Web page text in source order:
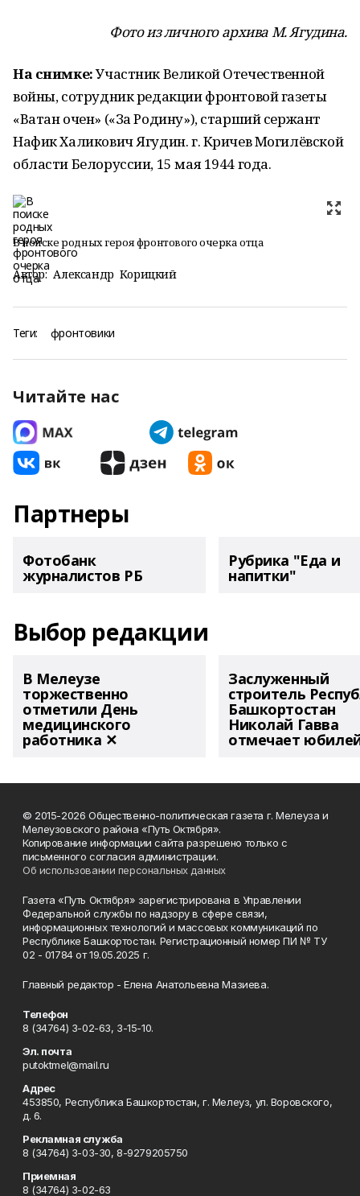
Фото из личного архива М. Ягудина.
На снимке:Участник Великой Отечественной
войны, сотрудник редакции фронтовой газеты
«Ватан очен» («За Родину»), старший сержант
Нафик Халикович Ягудин. г. Кричев Могилёвской
области Белоруссии, 15 мая 1944 года.
В поиске родных героя фронтового очерка отца
Автор: Александр Корицкий
Теги: фронтовики
Читайте нас
Партнеры
Фотобанк
журналистов РБ
Рубрика "Еда и
напитки"
Выбор редакции
В Мелеузе
торжественно
отметили День
медицинского
работника ✕
Заслуженный
строитель
Башкортостан
Николай Гавва
отмечает
© 2015-2026 Общественно-политическая газета г. Мелеуза и
Мелеузовского района «Путь Октября».
Копирование информации сайта разрешено только с
письменного согласия администрации.
Об использовании персональных данных
Газета «Путь Октября» зарегистрирована в Управлении
Федеральной службы по надзору в сфере связи,
информационных технологий и массовых коммуникаций по
Республике Башкортостан. Регистрационный номер ПИ № ТУ
02 - 01784 от 19.05.2025 г.
Главный редактор - Елена Анатольевна Мазиева.
Телефон
8 (34764) 3-02-63, 3-15-10.
Эл. почта
putoktmel@mail.ru
Адрес
453850, Республика Башкортостан, г. Мелеуз, ул. Воровского,
д. 6.
Рекламная служба
8 (34764) 3-03-30, 8-9279205750
Приемная
8 (34764) 3-02-63